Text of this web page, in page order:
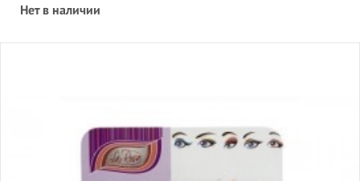
Нет в наличии